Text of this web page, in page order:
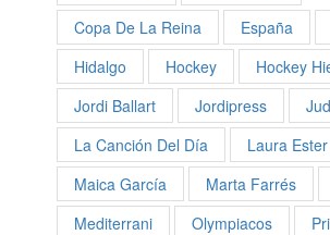
Copa De La Reina
España
Hidalgo
Hockey
Hockey
Jordi Ballart
Jordipress
La Canción Del Día
Laura Ester
Maica García
Marta Farrés
Mediterrani
Olympiacos